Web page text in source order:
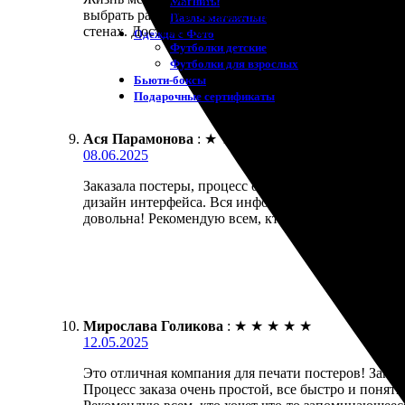
Пазлы магнитные
Одежда с Фото
Футболки детские
Футболки для взрослых
Бьюти-боксы
Подарочные сертификаты
выбрать размер и оформление! Отправила заказ и
стенах. Доставка была вовремя, никаких
Ася Парамонова : ★ ★
08.06.2025
Заказала постеры, процесс оказался довольно
дизайн интерфейса. Вся информация четко
довольна! Рекомендую всем, кто хочет сделать
Мирослава Голикова : ★ ★ ★ ★ ★
12.05.2025
Это отличная компания для печати постеров!
Процесс заказа очень простой, все быстро и